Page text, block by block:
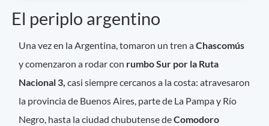
El periplo argentino
Una vez en la Argentina, tomaron un tren aChascomús
y comenzaron a rodar con rumbo Sur por la Ruta
Nacional 3, casi siempre cercanos a la costa: atravesaron
la provincia de Buenos Aires, parte de La Pampa y Río
Negro, hasta la ciudad chubutense deComodoro